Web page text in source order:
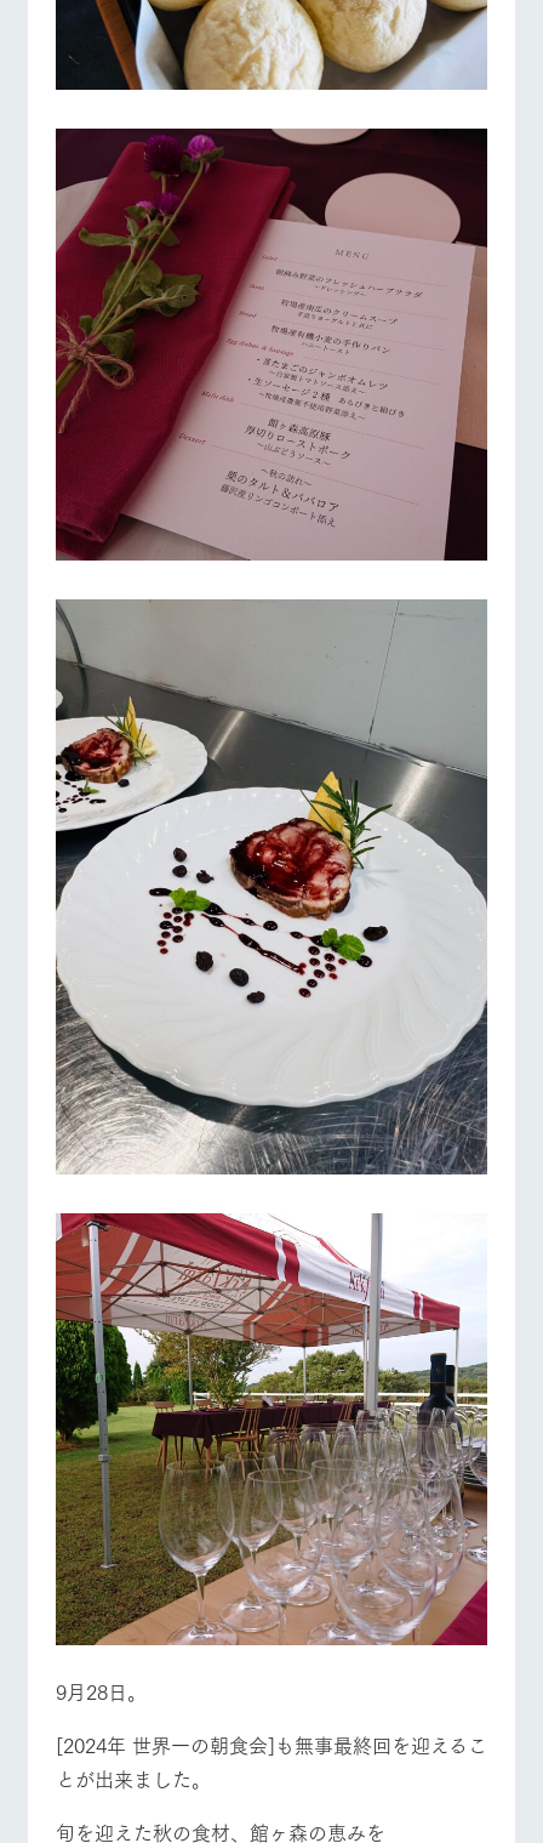
9月28日。
[2024年 世界一の朝食会]も無事最終回を迎えるこ
とが出来ました。
旬を迎えた秋の食材、館ヶ森の恵みを